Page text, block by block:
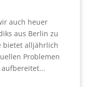
auch heuer
aus Berlin zu
bietet alljährlich
Problemen